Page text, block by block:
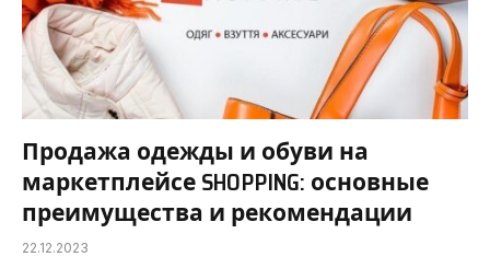
Продажа одежды и обуви на
маркетплейсе SHOPPING: основные
преимущества и рекомендации
22.12.2023